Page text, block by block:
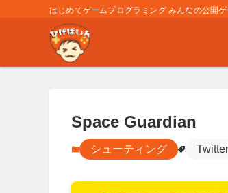
はじめてゲームプログラミング みんなの公開
Space Guardian
シューティング Twitter